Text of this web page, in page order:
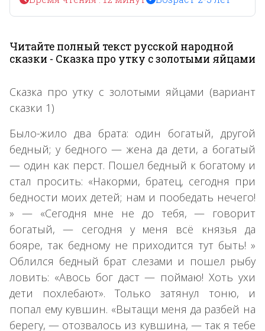
Читайте полный текст русской народной
сказки - Сказка про утку с золотыми яйцами
Сказка про утку с золотыми яйцами (вариант
сказки 1)
Было-жило два брата: один богатый, другой
бедный; у бедного — жена да дети, а богатый
— один как перст. Пошел бедный к богатому и
стал просить: «Накорми, братец, сегодня при
бедности моих детей; нам и пообедать нечего!
» — «Сегодня мне не до тебя, — говорит
богатый, — сегодня у меня всё князья да
бояре, так бедному не приходится тут быть! »
Облился бедный брат слезами и пошел рыбу
ловить: «Авось бог даст — поймаю! Хоть ухи
дети похлебают». Только затянул тоню, и
попал ему кувшин. «Вытащи меня да разбей на
берегу, — отозвалось из кувшина, — так я тебе